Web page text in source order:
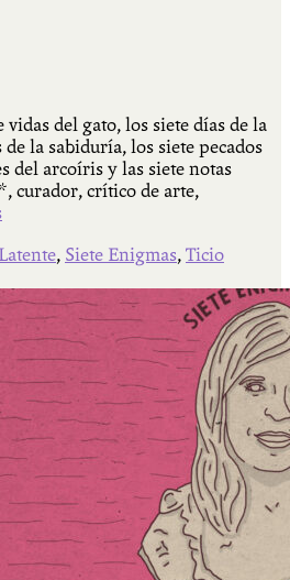
vidas del gato, los siete días de la
de la sabiduría, los siete pecados
del arcoíris y las siete notas
curador, crítico de arte,
, Siete Enigmas, Ticio